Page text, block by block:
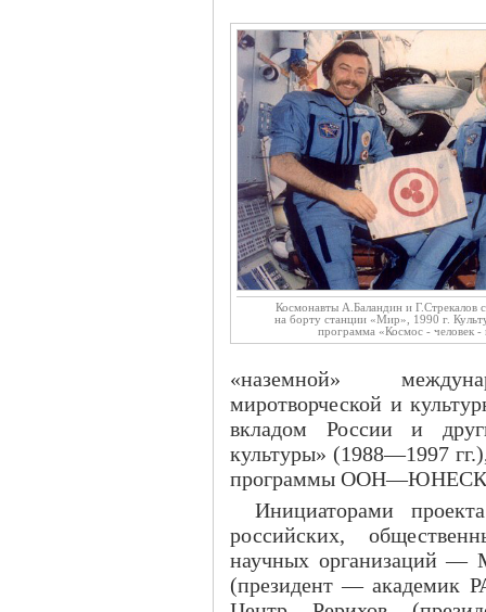
Космонавты А.Баландин и Г.Стрекалов
на борту станции «Мир», 1990 г.
программа «Космос - человек -
«наземной»
миротворческой и
вкладом России и
культуры» (1988—1997
программы ООН—ЮНЕСКО
Инициаторами
российских,
научных организаций —
(президент — академик